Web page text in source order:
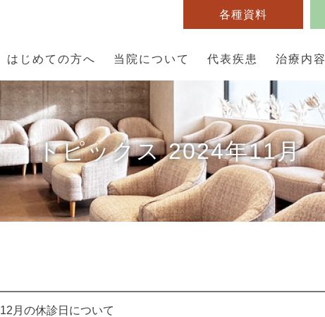
各種資料
はじめての方へ 当院について 代表疾患 治療内容
トピックス 2024年11月
12月の休診日について